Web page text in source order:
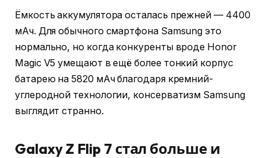
Ёмкость аккумулятора осталась прежней — 4400
мАч. Для обычного смартфона Samsung это
нормально, но когда конкуренты вроде Honor
Magic V5 умещают в ещё более тонкий корпус
батарею на 5820 мАч благодаря кремний-
углеродной технологии, консерватизм Samsung
выглядит странно.
Galaxy Z Flip 7 стал больше и